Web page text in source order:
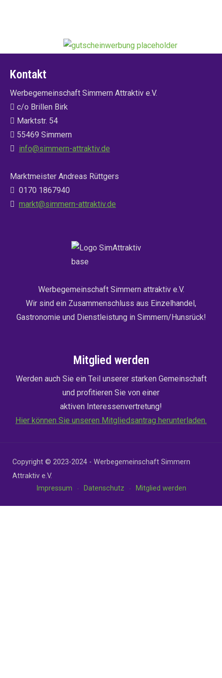
Kontakt
Werbegemeinschaft Simmern Attraktiv e.V.
c/o Brillen Birk
Marktstr. 54
55469 Simmern
info@simmern-attraktiv.de
Marktmeister Andreas Rüttgers
0170 1867940
markt@simmern-attraktiv.de
Werbegemeinschaft Simmern attraktiv e.V.
Wir sind ein Zusammenschluss aus Einzelhandel,
Gastronomie und Dienstleistung in Simmern/Hunsrück!
Mitglied werden
Werden auch Sie ein Teil unserer starken Gemeinschaft
und profitieren Sie von einer
aktiven Interessenvertretung!
Hier können Sie unseren Mitgliedsantrag herunterladen.
Copyright © 2023-2024 - Werbegemeinschaft Simmern
Attraktiv e.V.
Impressum
Datenschutz Mitglied werden